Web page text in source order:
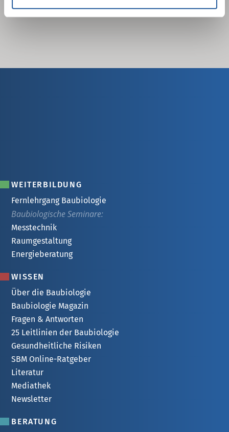
WEITERBILDUNG
Fernlehrgang Baubiologie
Baubiologische Seminare:
Messtechnik
Raumgestaltung
Energieberatung
WISSEN
Über die Baubiologie
Baubiologie Magazin
Fragen & Antworten
25 Leitlinien der Baubiologie
Gesundheitliche Risiken
SBM Online-Ratgeber
Literatur
Mediathek
Newsletter
BERATUNG